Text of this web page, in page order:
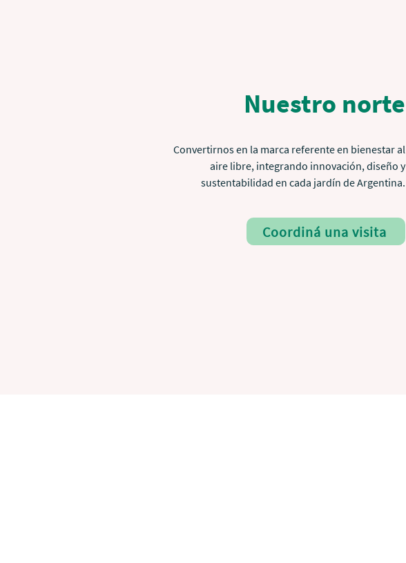
Nuestro norte
Convertirnos en la marca referente en bienestar al
aire libre, integrando innovación, diseño y
sustentabilidad en cada jardín de Argentina.
Coordiná una visita